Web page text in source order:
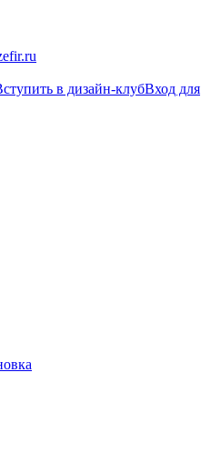
в дизайн-клубВход для